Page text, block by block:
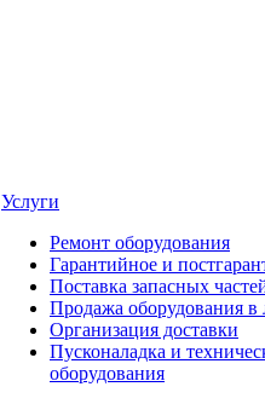
Услуги
Ремонт оборудования
Гарантийное и
Поставка запасных
Продажа оборудования в
Организация доставки
Пусконаладка и
оборудования